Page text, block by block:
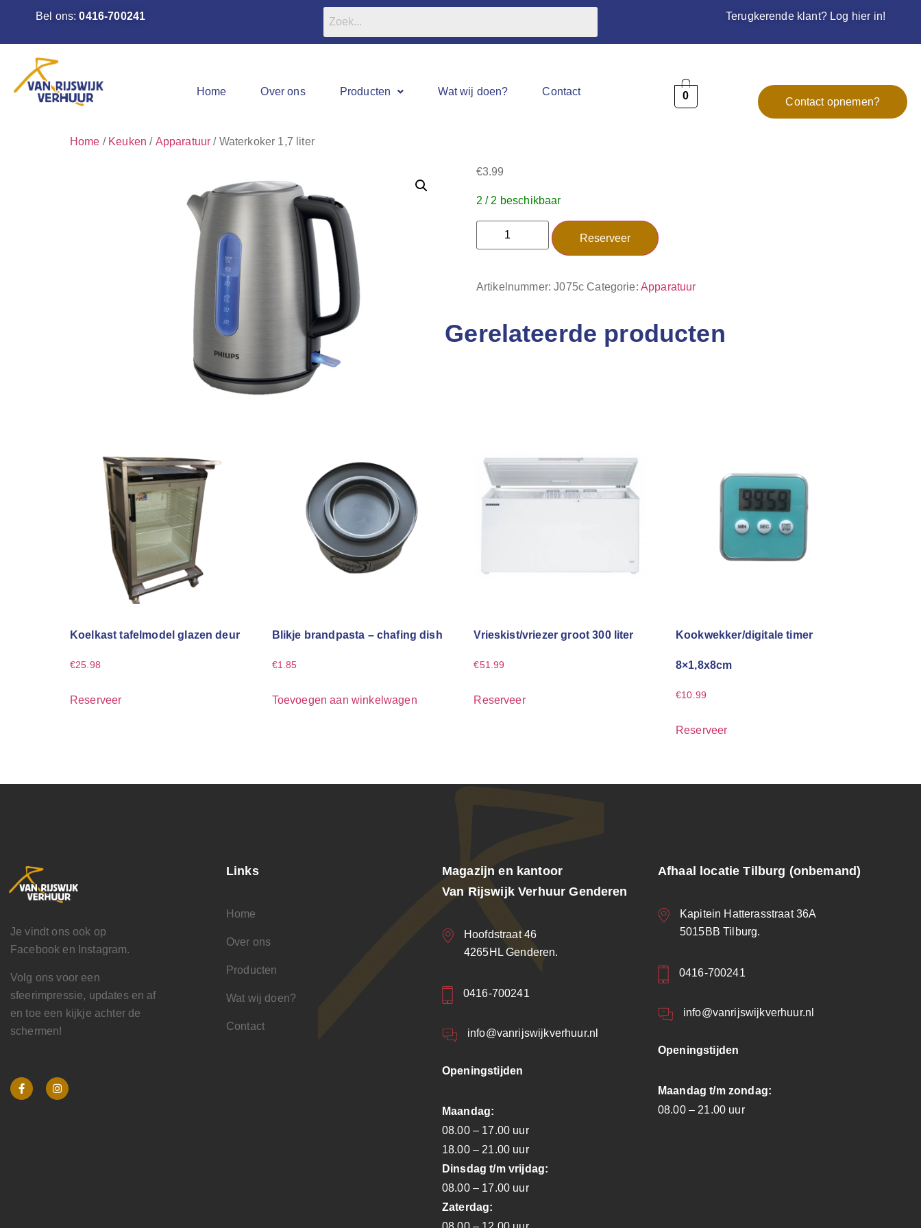
Bel ons:0416-700241 Terugkerende klant? Log hier in!
Home Over ons Producten Wat wij doen? Contact 0
Contact opnemen?
Home / Keuken / Apparatuur / Waterkoker 1,7 liter
€3.99
2 / 2 beschikbaar
Reserveer
Artikelnummer:J075c Categorie: Apparatuur
Gerelateerde producten
Koelkast tafelmodel glazen deur
€25.98
Reserveer
Blikje brandpasta – chafing dish
€1.85
Toevoegen aan winkelwagen
Vrieskist/vriezer groot 300 liter
€51.99
Reserveer
Kookwekker/digitale timer
8×1,8x8cm
€10.99
Reserveer
Je vindt ons ook op
Facebook en Instagram.
Volg ons voor een
sfeerimpressie, updates en af
en toe een kijkje achter de
schermen!
Links
Home
Over ons
Producten
Wat wij doen?
Contact
Magazijn en kantoor
Van Rijswijk Verhuur Genderen
Hoofdstraat 46
4265HL Genderen.
0416-700241
info@vanrijswijkverhuur.nl
Openingstijden
Maandag:
08.00 – 17.00 uur
18.00 – 21.00 uur
Dinsdag t/m vrijdag:
08.00 – 17.00 uur
Zaterdag:
Afhaal locatie Tilburg (onbemand)
Kapitein Hatterasstraat 36A
5015BB Tilburg.
0416-700241
info@vanrijswijkverhuur.nl
Openingstijden
Maandag t/m zondag:
08.00 – 21.00 uur